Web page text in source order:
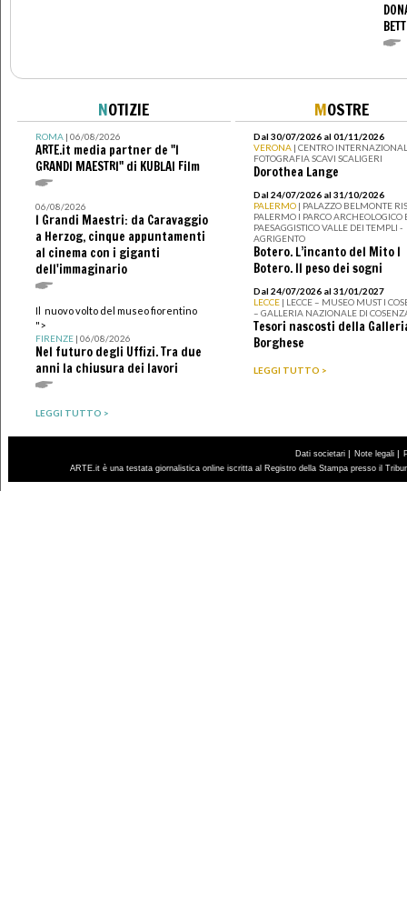
NOTIZIE
ROMA| 06/08/2026
ARTE.it media partner de "I
GRANDI MAESTRI" di KUBLAI Film
06/08/2026
I Grandi Maestri: da Caravaggio
a Herzog, cinque appuntamenti
al cinema con i giganti
dell'immaginario
Il nuovo volto del museo fiorentino
">
FIRENZE| 06/08/2026
Nel futuro degli Uffizi. Tra due
anni la chiusura dei lavori
LEGGI TUTTO >
MOSTRE
Dal 30/07/2026 al 01/11/2026
VERONA | CENTRO
FOTOGRAFIA SCAVI SCALIGERI
Dorothea Lange
Dal 24/07/2026 al 31/10/2026
PALERMO | PALAZZO BELMONTE
PALERMO I PARCO ARCHEOLOGICO
PAESAGGISTICO VALLE DEI TEMPLI -
AGRIGENTO
Botero. L’incanto del Mito I
Botero. Il peso dei sogni
Dal 24/07/2026 al 31/01/2027
LECCE | LECCE – MUSEO MUST I
– GALLERIA NAZIONALE DI
Tesori nascosti della
Borghese
LEGGI TUTTO >
Dati societari | Note legali |
ARTE.it è una testata giornalistica online iscritta al Registro della Stampa presso il